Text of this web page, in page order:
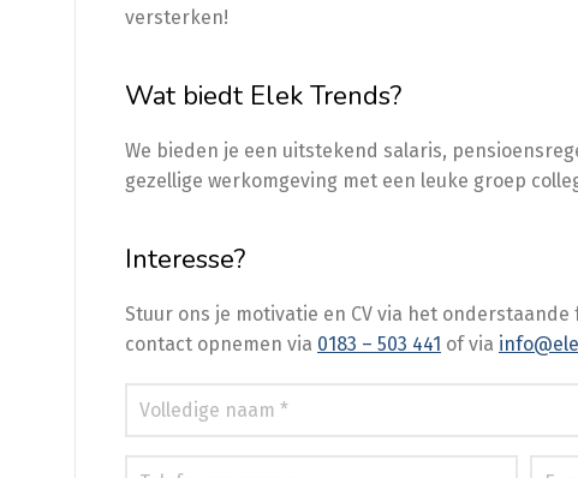
versterken!
Wat biedt Elek Trends?
We bieden je een uitstekend salaris,
gezellige werkomgeving met een leuke groep
Interesse?
Stuur ons je motivatie en CV via het
contact opnemen via 0183 – 503 441 of via